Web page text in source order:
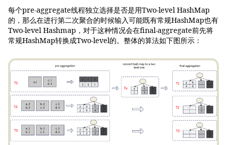
每个pre-aggregate线程独立选择是否是用Two-level HashMap
的，那么在进行第二次聚合的时候输入可能既有常规HashMap也有
Two-level Hashmap，对于这种情况会在final-aggregate前先将
常规HashMap转换成Two-level的。整体的算法如下图所示：